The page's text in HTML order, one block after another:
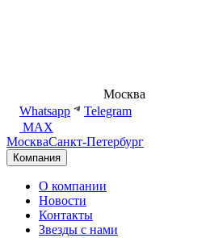
Москва
Whatsapp
Telegram
MAX
МоскваСанкт-Петербург
Компания
О компании
Новости
Контакты
Звезды с нами